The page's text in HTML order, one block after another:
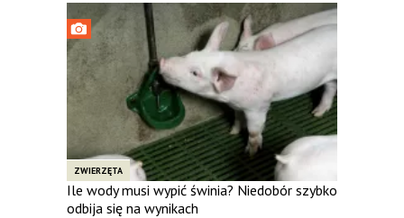
ZWIERZĘTA
Ile wody musi wypić świnia? Niedobór szybko
odbija się na wynikach